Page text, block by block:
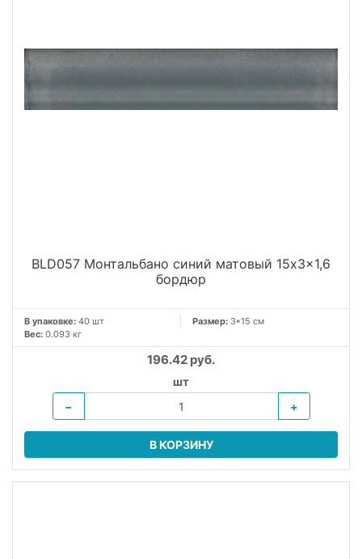
BLD057 Монтальбано синий матовый 15x3x1,6
бордюр
В упаковке: 40 шт Размер: 3*15 см
Вес: 0.093 кг
196.42 руб.
шт
−
+
В КОРЗИНУ